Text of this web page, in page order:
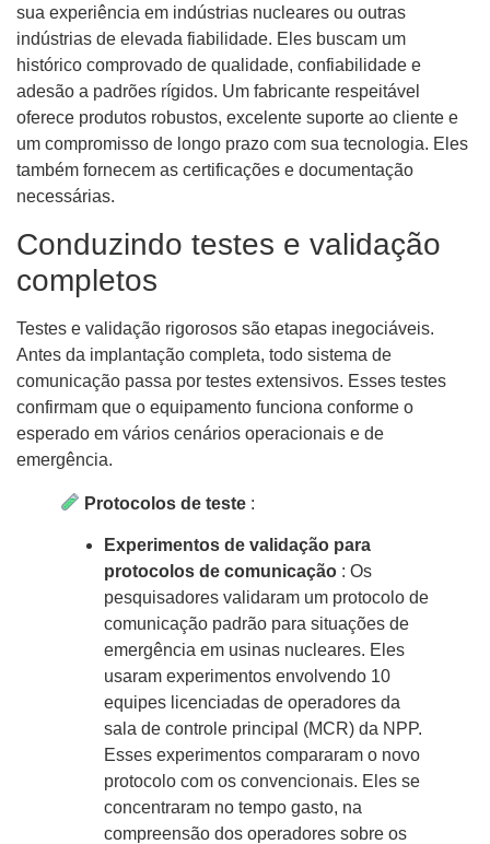
sua experiência em indústrias nucleares ou outras
indústrias de elevada fiabilidade. Eles buscam um
histórico comprovado de qualidade, confiabilidade e
adesão a padrões rígidos. Um fabricante respeitável
oferece produtos robustos, excelente suporte ao cliente e
um compromisso de longo prazo com sua tecnologia. Eles
também fornecem as certificações e documentação
necessárias.
Conduzindo testes e validação
completos
Testes e validação rigorosos são etapas inegociáveis.
Antes da implantação completa, todo sistema de
comunicação passa por testes extensivos. Esses testes
confirmam que o equipamento funciona conforme o
esperado em vários cenários operacionais e de
emergência.
Protocolos de teste :
Experimentos de validação para
protocolos de comunicação : Os
pesquisadores validaram um protocolo de
comunicação padrão para situações de
emergência em usinas nucleares. Eles
usaram experimentos envolvendo 10
equipes licenciadas de operadores da
sala de controle principal (MCR) da NPP.
Esses experimentos compararam o novo
protocolo com os convencionais. Eles se
concentraram no tempo gasto, na
compreensão dos operadores sobre os